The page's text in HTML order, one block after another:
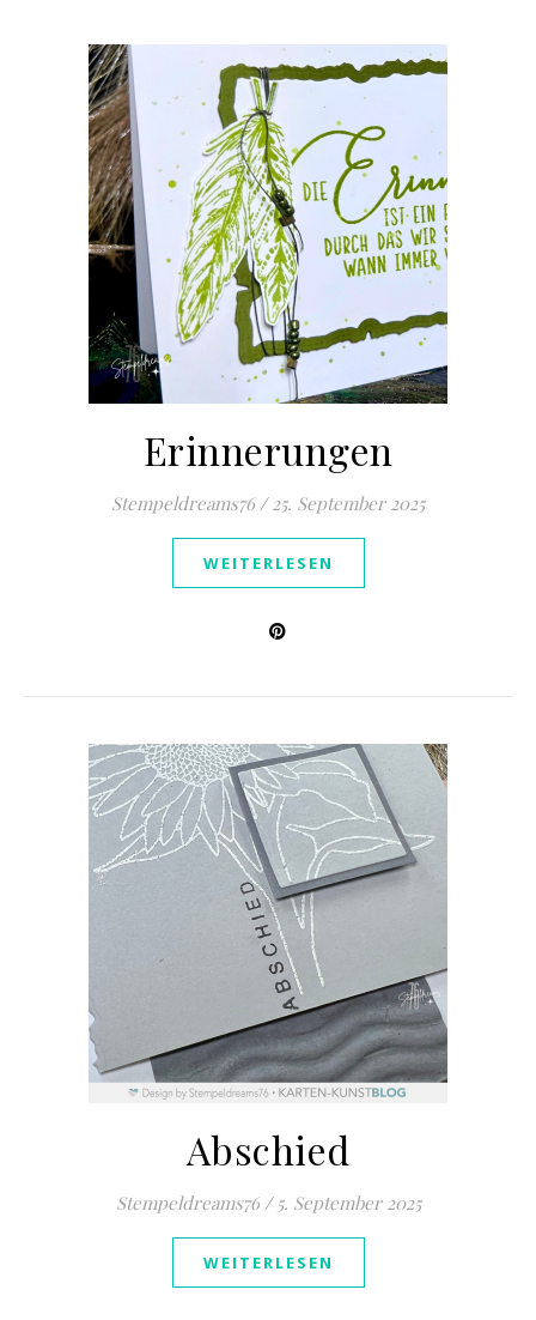
Erinnerungen
Stempeldreams76 / 25. September 2025
WEITERLESEN
Abschied
Stempeldreams76 / 5. September 2025
WEITERLESEN